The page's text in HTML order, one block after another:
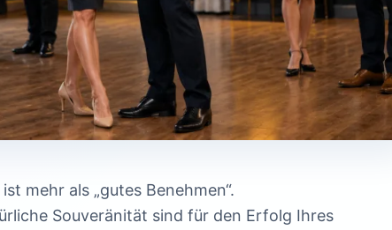
mehr als „gutes Benehmen“.
Souveränität sind für den Erfolg Ihres